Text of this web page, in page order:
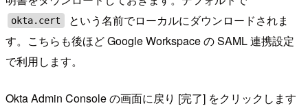
okta.cert
という名前でローカルにダウンロードされま
す。こちらも後ほど Google Workspace の SAML 連携設定
で利用します。
Okta Admin Console の画面に戻り [完了] をクリックします